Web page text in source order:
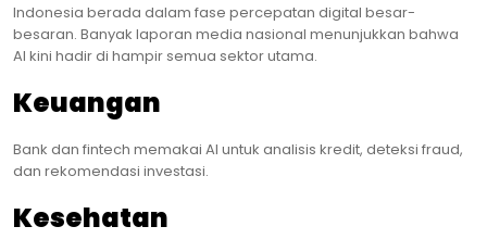
Indonesia berada dalam fase percepatan digital besar-
besaran. Banyak laporan media nasional menunjukkan bahwa
AI kini hadir di hampir semua sektor utama.
Keuangan
Bank dan fintech memakai AI untuk analisis kredit, deteksi fraud,
dan rekomendasi investasi.
Kesehatan